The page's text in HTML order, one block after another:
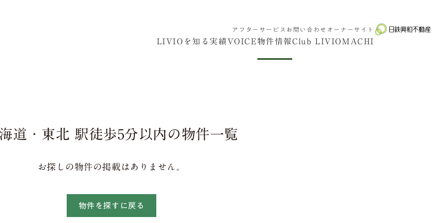
アフターサービス お問い合わせ オーナーサイト
LIVIOを知る 実績VOICE物件情報Club LIVIOMACHI
道・東北 駅徒歩5分以内の物件一覧
お探しの物件の掲載はありません。
物件を探すに戻る